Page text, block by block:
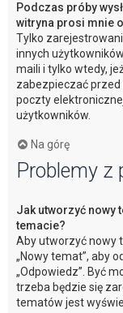
Podczas próby
witryna prosi mnie
Tylko
innych
maili i tylko wtedy,
zabezpieczać
poczty
użytkowników.
Na górę
Problemy z
Jak utworzyć nowy
temacie?
Aby utworzyć nowy
„Nowy temat”, aby
„Odpowiedz”. Być
trzeba będzie się
tematów jest